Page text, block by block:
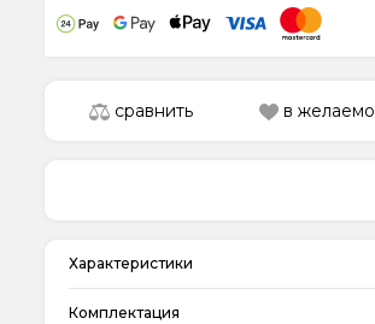
сравнить в
Характеристики
Комплектация